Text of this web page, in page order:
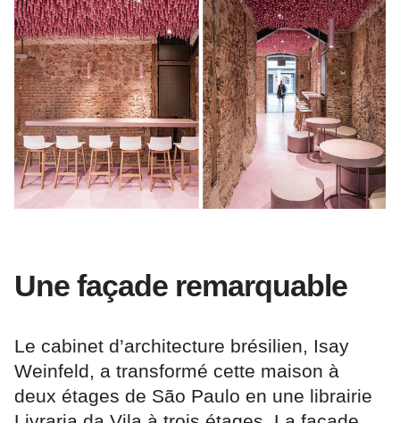
Une façade remarquable
Le cabinet d’architecture brésilien, Isay
Weinfeld, a transformé cette maison à
deux étages de São Paulo en une librairie